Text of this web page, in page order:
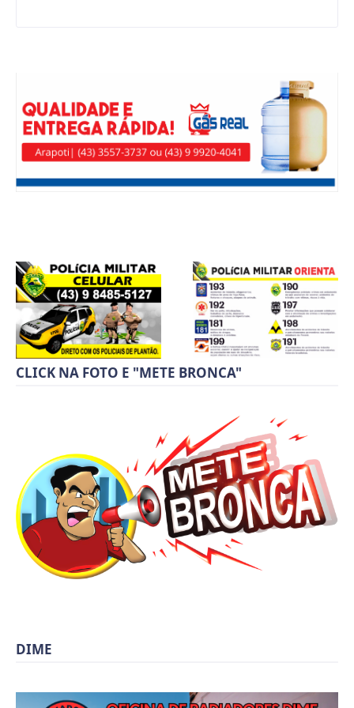
CLICK NA FOTO E "METE BRONCA"
DIME